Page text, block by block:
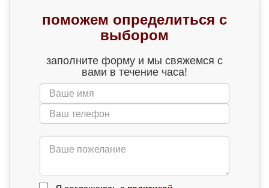
поможем определиться с
выбором
заполните форму и мы свяжемся с
вами в течение часа!